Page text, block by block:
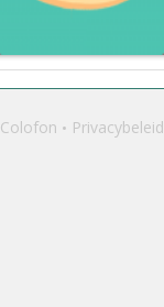
Colofon Privacybeleid